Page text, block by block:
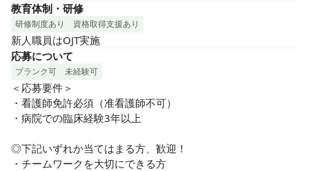
教育体制・研修
研修制度あり 資格取得支援あり
新人職員はOJT実施
応募について
ブランク可 未経験可
＜応募要件＞
・看護師免許必須（准看護師不可）
・病院での臨床経験3年以上
◎下記いずれか当てはまる方、歓迎！
・チームワークを大切にできる方